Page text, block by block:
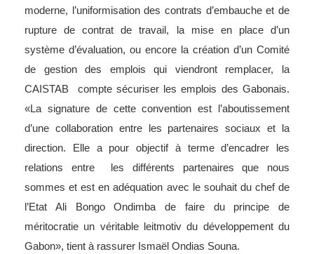
moderne, l’uniformisation des contrats d’embauche et de
rupture de contrat de travail, la mise en place d’un
système d’évaluation, ou encore la création d’un Comité
de gestion des emplois qui viendront remplacer, la
CAISTAB compte sécuriser les emplois des Gabonais.
«La signature de cette convention est l’aboutissement
d’une collaboration entre les partenaires sociaux et la
direction. Elle a pour objectif à terme d’encadrer les
relations entre les différents partenaires que nous
sommes et est en adéquation avec le souhait du chef de
l’Etat Ali Bongo Ondimba de faire du principe de
méritocratie un véritable leitmotiv du développement du
Gabon», tient à rassurer Ismaël Ondias Souna.